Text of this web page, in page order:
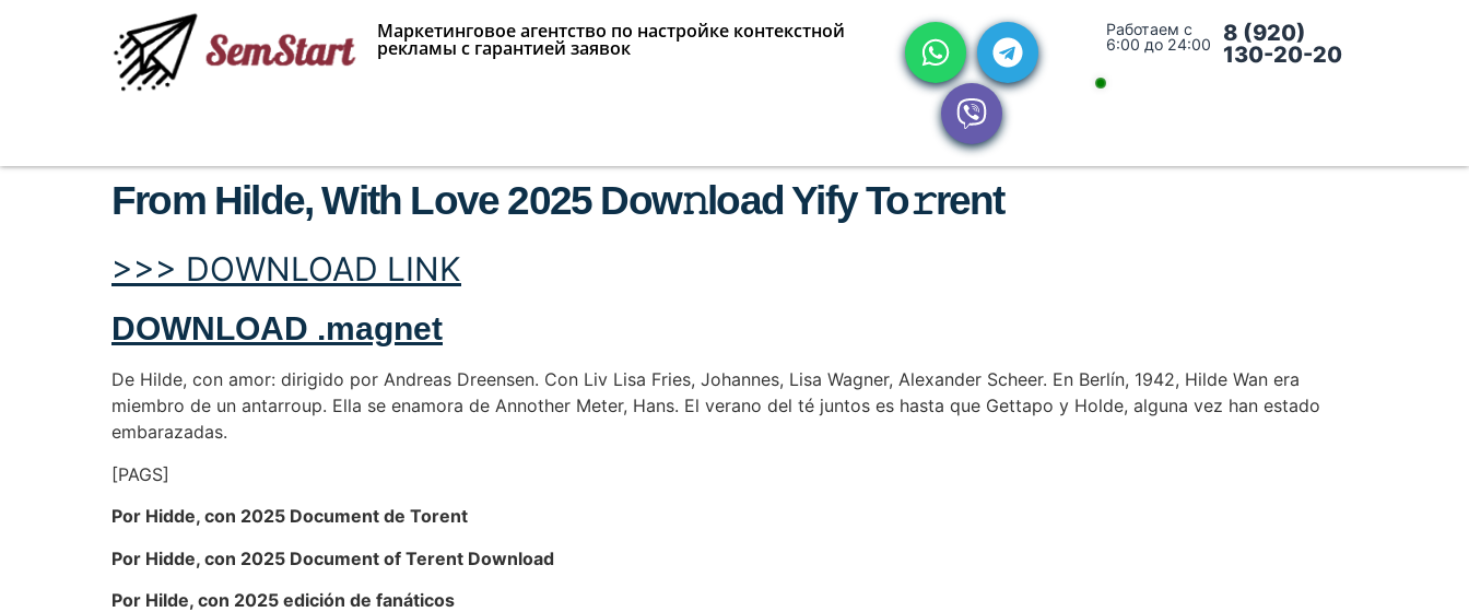
Маркетинговое агентство по настройке контекстной
рекламы с гарантией заявок
Работаем с
6:00 до 24:00
8 (920)
130-20-20
From Hilde, With Love 2025 Dow𝚗load Yify To𝚛rent
>>> DOWNLOAD LINK
DOWNLOAD .magnet
De Hilde, con amor: dirigido por Andreas Dreensen. Con Liv Lisa Fries, Johannes, Lisa Wagner, Alexander Scheer. En Berlín, 1942, Hilde Wan era
miembro de un antarroup. Ella se enamora de Annother Meter, Hans. El verano del té juntos es hasta que Gettapo y Holde, alguna vez han estado
embarazadas.
[PAGS]
Por Hidde, con 2025 Document de Torent
Por Hidde, con 2025 Document of Terent Download
Por Hilde, con 2025 edición de fanáticos